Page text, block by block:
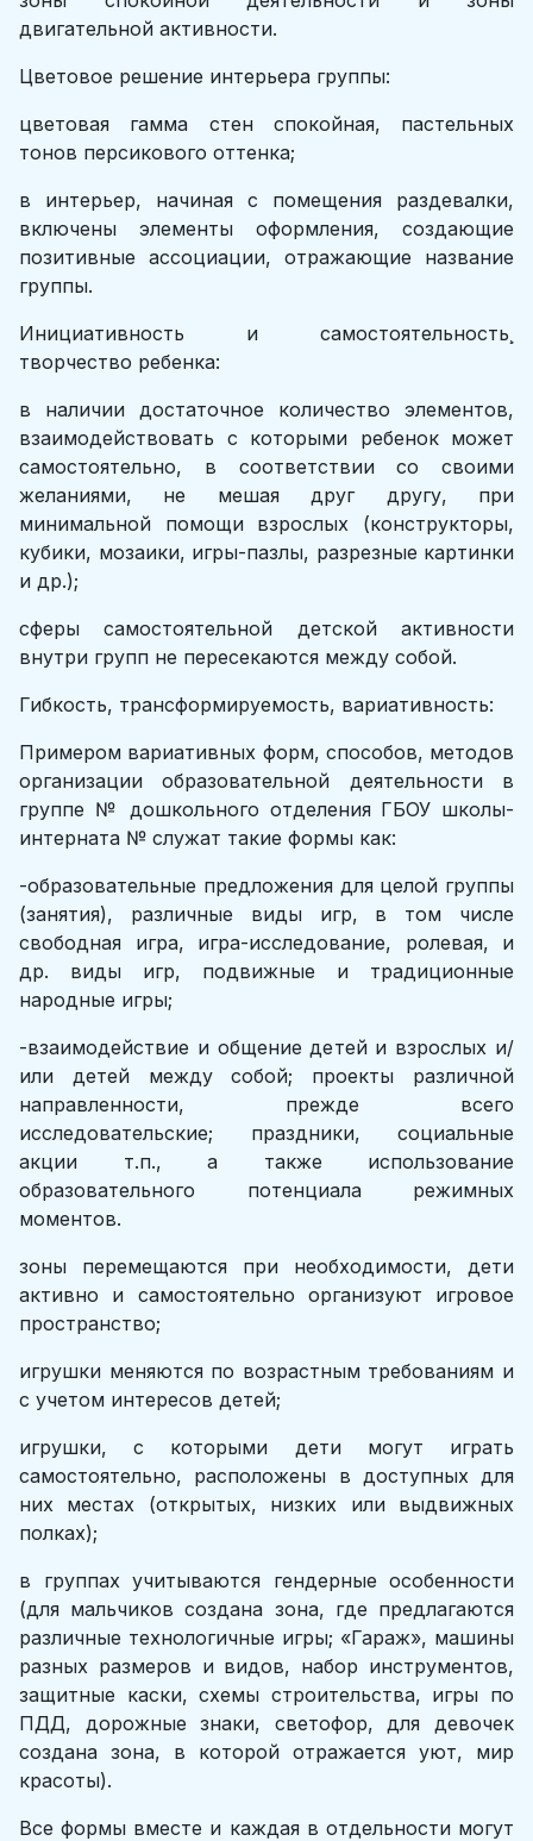
двигательной активности.
Цветовое решение интерьера группы:
цветовая гамма стен спокойная, пастельных
тонов персикового оттенка;
в интерьер, начиная с помещения раздевалки,
включены элементы оформления, создающие
позитивные ассоциации, отражающие название
группы.
Инициативность и самостоятельность¸
творчество ребенка:
в наличии достаточное количество элементов,
взаимодействовать с которыми ребенок может
самостоятельно, в соответствии со своими
желаниями, не мешая друг другу, при
минимальной помощи взрослых (конструкторы,
кубики, мозаики, игры-пазлы, разрезные картинки
и др.);
сферы самостоятельной детской активности
внутри групп не пересекаются между собой.
Гибкость, трансформируемость, вариативность:
Примером вариативных форм, способов, методов
организации образовательной деятельности в
группе № дошкольного отделения ГБОУ школы-
интерната № служат такие формы как:
-образовательные предложения для целой группы
(занятия), различные виды игр, в том числе
свободная игра, игра-исследование, ролевая, и
др. виды игр, подвижные и традиционные
народные игры;
-взаимодействие и общение детей и взрослых и/
или детей между собой; проекты различной
направленности, прежде всего
исследовательские; праздники, социальные
акции т.п., а также использование
образовательного потенциала режимных
моментов.
зоны перемещаются при необходимости, дети
активно и самостоятельно организуют игровое
пространство;
игрушки меняются по возрастным требованиям и
с учетом интересов детей;
игрушки, с которыми дети могут играть
самостоятельно, расположены в доступных для
них местах (открытых, низких или выдвижных
полках);
в группах учитываются гендерные особенности
(для мальчиков создана зона, где предлагаются
различные технологичные игры; «Гараж», машины
разных размеров и видов, набор инструментов,
защитные каски, схемы строительства, игры по
ПДД, дорожные знаки, светофор, для девочек
создана зона, в которой отражается уют, мир
красоты).
Все формы вместе и каждая в отдельности могут